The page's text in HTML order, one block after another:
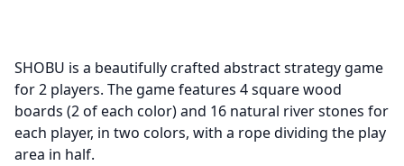
SHOBU is a beautifully crafted abstract strategy game
for 2 players. The game features 4 square wood
boards (2 of each color) and 16 natural river stones for
each player, in two colors, with a rope dividing the play
area in half.